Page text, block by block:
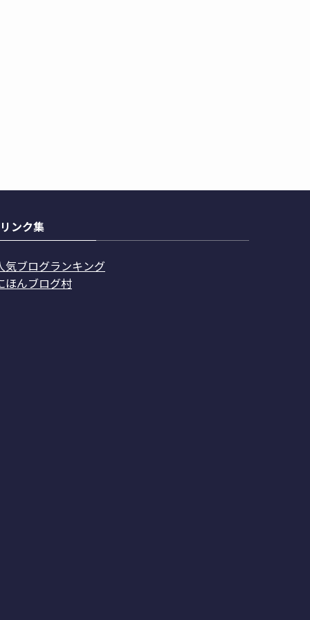
リンク集
気ブログランキング
ほんブログ村